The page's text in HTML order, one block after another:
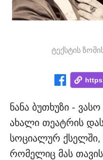
ტექსტის
ნანა ბუთხუზი -
ახალი თეატრის
სოციალურ ქსელში,
რომელიც მას